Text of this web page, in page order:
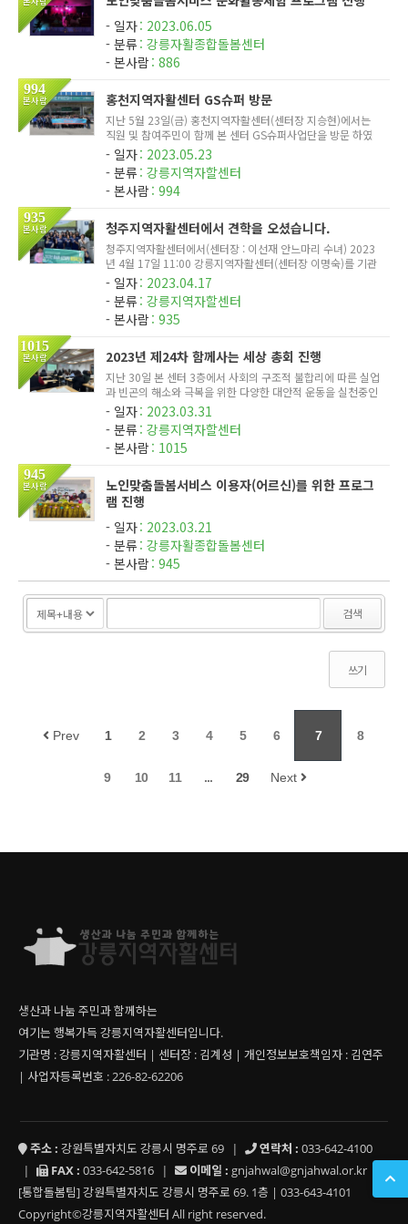
일자 2023.06.05
분류 강릉자활종합돌봄센터
본사람 886
994
본사람 홍천지역자활센터 GS슈퍼 방문
지난 5월 23일(금) 홍천지역자활센터(센터장 지승현)에서는
직원 및 참여주민이 함께 본 센터 GS슈퍼사업단을 방문 하였
다. 힐링과 견학을 위한 이번 행사에는 직원포함 총 67명이 참
여하였다. 이마트편의점을 운영중인 홍천지역자활센터에서는
슈퍼사업단의 ...
일자 2023.05.23
분류 강릉지역자할센터
본사람 994
935
본사람 청주지역자활센터에서 견학을 오셨습니다.
청주지역자활센터에서(센터장 : 이선재 안느마리 수녀) 2023
년 4월 17일 11:00 강릉지역자활센터(센터장 이명숙)를 기관
견학 하셨습니다. 간단한 사업소개 및 시설견학등을 진행하였
습니다. 견학 종료 후 단체촬영 청주지역자활센터에서 방문 기
념으로 사업단...
일자 2023.04.17
분류 강릉지역자할센터
본사람 935
1015
본사람 2023년 제24차 함께사는 세상 총회 진행
지난 30일 본 센터 3층에서 사회의 구조적 불합리에 따른 실업
과 빈곤의 해소와 극복을 위한 다양한 대안적 운동을 실천중인
사단법인 '함께사는 세상'의 총회가 진행되었다. 총회는 법인
산하 센터들의 예결산등을 승인하고, 합리적인 운영을 위한 추
가임원의...
일자 2023.03.31
분류 강릉지역자할센터
본사람 1015
945
본사람
노인맞춤돌봄서비스 이용자(어르신)를 위한 프로그
램 진행
일자 2023.03.21
분류 강릉자활종합돌봄센터
본사람 945
검색
쓰기
Prev 1 2 3 4 5 6 7 8
9 10 11 ... 29 Next
생산과 나눔 주민과 함께하는
여기는 행복가득 강릉지역자활센터입니다.
기관명 : 강릉지역자활센터 | 센터장 : 김계성 | 개인정보보호책임자 : 김연주
| 사업자등록번호 : 226-82-62206
주소 : 강원특별자치도 강릉시 명주로 69 | 연락처 : 033-642-4100
|
FAX : 033-642-5816 | 이메일 : gnjahwal@gnjahwal.or.kr
[통합돌봄팀] 강원특별자치도 강릉시 명주로 69. 1층 | 033-643-4101
Copyright©강릉지역자활센터 All right reserved.